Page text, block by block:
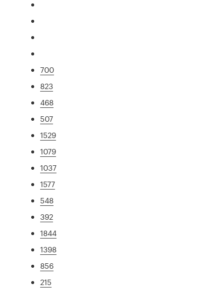
700
823
468
507
1529
1079
1037
1577
548
392
1844
1398
856
215